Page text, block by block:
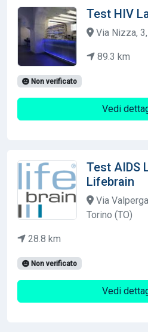
Test HIV
Via Nizza,
89.3 km
Non verificato
Vedi
Test AIDS
Lifebrain
Via
Torino (TO)
28.8 km
Non verificato
Vedi